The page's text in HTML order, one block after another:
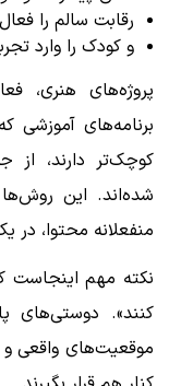
رقابت سالم را
و کودک را وارد
پروژه‌های هنری،
برنامه‌های آموزشی
کوچک‌تر دارند، از
شده‌اند. این
منفعلانه محتوا، در
نکته مهم اینجاست
کنند». دوستی‌های
موقعیت‌های واقعی و